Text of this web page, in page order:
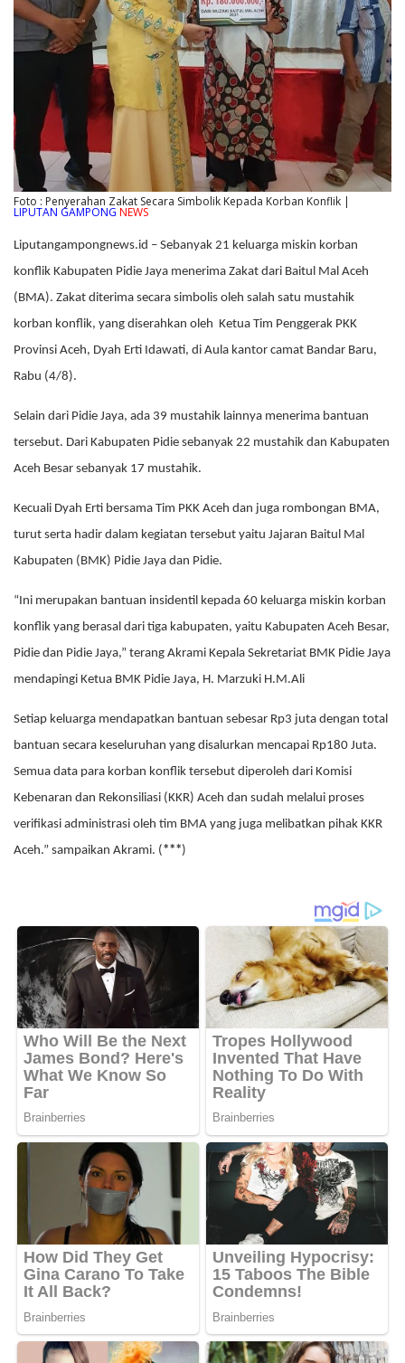
Foto : Penyerahan Zakat Secara Simbolik Kepada Korban Konflik |
LIPUTAN GAMPONG NEWS
Liputangampongnews.id – Sebanyak 21 keluarga miskin korban
konflik Kabupaten Pidie Jaya menerima Zakat dari Baitul Mal Aceh
(BMA). Zakat diterima secara simbolis oleh salah satu mustahik
korban konflik, yang diserahkan oleh Ketua Tim Penggerak PKK
Provinsi Aceh, Dyah Erti Idawati, di Aula kantor camat Bandar Baru,
Rabu (4/8).
Selain dari Pidie Jaya, ada 39 mustahik lainnya menerima bantuan
tersebut. Dari Kabupaten Pidie sebanyak 22 mustahik dan Kabupaten
Aceh Besar sebanyak 17 mustahik.
Kecuali Dyah Erti bersama Tim PKK Aceh dan juga rombongan BMA,
turut serta hadir dalam kegiatan tersebut yaitu Jajaran Baitul Mal
Kabupaten (BMK) Pidie Jaya dan Pidie.
“Ini merupakan bantuan insidentil kepada 60 keluarga miskin korban
konflik yang berasal dari tiga kabupaten, yaitu Kabupaten Aceh Besar,
Pidie dan Pidie Jaya,” terang Akrami Kepala Sekretariat BMK Pidie Jaya
mendapingi Ketua BMK Pidie Jaya, H. Marzuki H.M.Ali
Setiap keluarga mendapatkan bantuan sebesar Rp3 juta dengan total
bantuan secara keseluruhan yang disalurkan mencapai Rp180 Juta.
Semua data para korban konflik tersebut diperoleh dari Komisi
Kebenaran dan Rekonsiliasi (KKR) Aceh dan sudah melalui proses
verifikasi administrasi oleh tim BMA yang juga melibatkan pihak KKR
Aceh.” sampaikan Akrami. (***)